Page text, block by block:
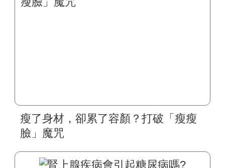
瘦了身材，卻累了容顏？打破「瘦瘦
臉」魔咒